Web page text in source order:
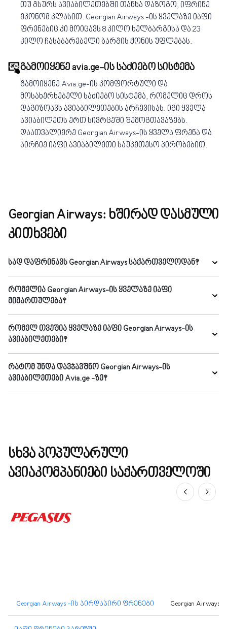
თუ გსურს ავიაბილეთებში თანხა დაზოგო, იფრინე
ეკონომ კლასით. Georgian Airways -ის ყველაზე იაფი
ფრენებიც კი მოიცავს 8 კილო ხელბარგისა და 23
კილო ჩასაბარებელი ბარგის ქონის უფლებას.
გამოიყენე avia.ge-ის საძიებო სისტემა
გამოიყენე Avia.ge-ის კომფორტული და
მოსახერხებელი საძიებო სისტემა, რომელიც დროს
დაგიზოავს ავიაბილეთების არჩევისას. იგი ყველა
ავიაბილეთს ერთ სივრცეში შემოგთავაზებს.
დაათვალიერე Georgian Airways-ის ყველა ფრენა და
აირჩიე იაფი ავიაბილეთი საუკეთესო პირობებით.
Georgian Airways: ხშირად დასმული
კითხვები
სად დაფრინავს Georgian Airways საქართველოდან?
რომელია Georgian Airways-ის ყველაზე იაფი
მიმართულება?
რომელ თვეშია ყველაზე იაფი Georgian Airways-ის
ავიაბილეთები?
რატომ უნდა დავჯავშნო Georgian Airways-ის
ავიაბილეთები Avia.ge -ზე?
სხვა პოპულარული
ავიაკომპანიები საქართველოში
Georgian Airways -ის პირდაპირი ფრენები Georgian